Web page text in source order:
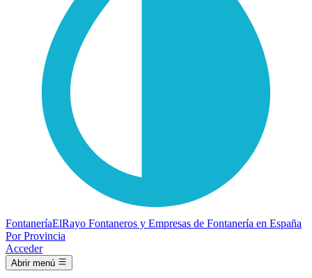
FontaneríaElRayo Fontaneros y Empresas de Fontanería en España
Por Provincia
Acceder
Abrir menú